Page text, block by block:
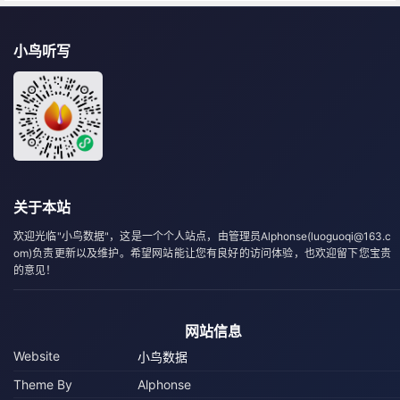
小鸟听写
关于本站
欢迎光临"小鸟数据"，这是一个个人站点，由管理员Alphonse(luoguoqi@163.c
om)负责更新以及维护。希望网站能让您有良好的访问体验，也欢迎留下您宝贵
的意见！
网站信息
Website
小鸟数据
Theme By
Alphonse